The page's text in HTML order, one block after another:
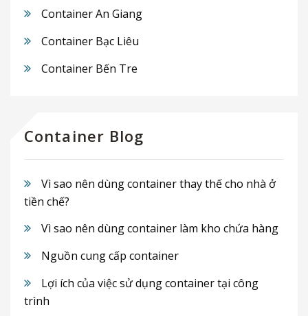
Container An Giang
Container Bạc Liêu
Container Bến Tre
Container Blog
Vì sao nên dùng container thay thế cho nhà ở
tiền chế?
Vì sao nên dùng container làm kho chứa hàng
Nguồn cung cấp container
Lợi ích của việc sử dụng container tại công
trình